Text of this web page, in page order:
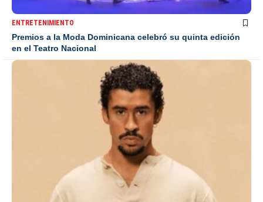
ENTRETENIMIENTO
Premios a la Moda Dominicana celebró su quinta edición
en el Teatro Nacional